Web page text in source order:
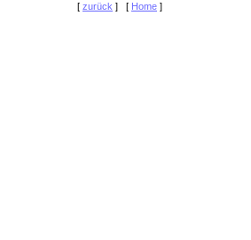
[ zurück ] [ Home ]